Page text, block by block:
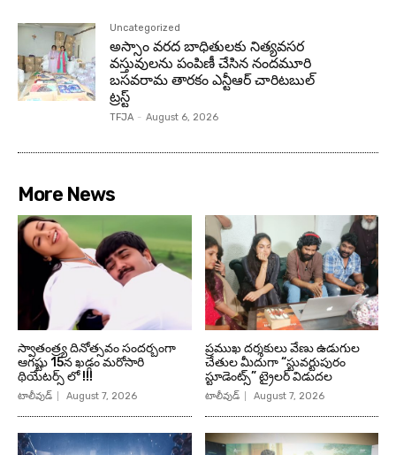
Uncategorized
అస్సాం వరద బాధితులకు నిత్యవసర
వస్తువులను పంపిణీ చేసిన నందమూరి
బసవరామ తారకం ఎన్టీఆర్ చారిటబుల్
ట్రస్ట్
TFJA - August 6, 2026
More News
స్వాతంత్ర్య దినోత్సవం సందర్బంగా
ఆగష్టు 15న ఖడ్గం మరోసారి
థియేటర్స్ లో !!!
టాలీవుడ్ August 7, 2026
ప్రముఖ దర్శకులు వేణు ఉడుగుల
చేతుల మీదుగా “స్టువర్టుపురం
స్టూడెంట్స్” ట్రైలర్ విడుదల
టాలీవుడ్ August 7, 2026